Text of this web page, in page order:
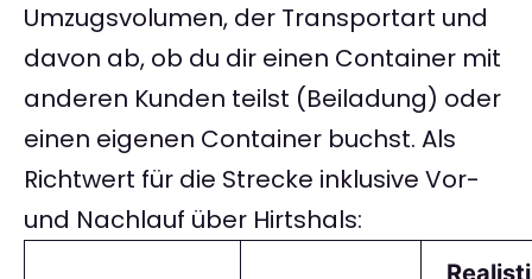
Umzugsvolumen, der Transportart und
davon ab, ob du dir einen Container mit
anderen Kunden teilst (Beiladung) oder
einen eigenen Container buchst. Als
Richtwert für die Strecke inklusive Vor-
und Nachlauf über Hirtshals: